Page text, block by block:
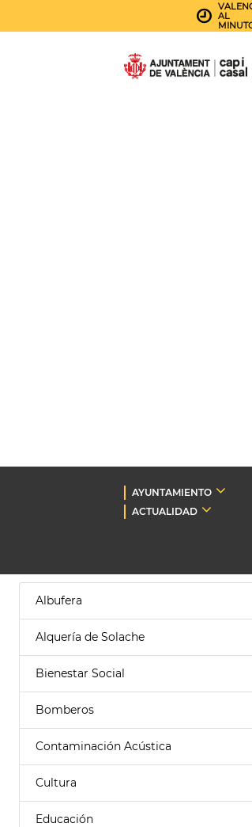
AL
AYUNTAMIENTO
ACTUALIDAD
Albufera
Alquería de Solache
Bienestar Social
Bomberos
Contaminación Acústica
Cultura
Educación